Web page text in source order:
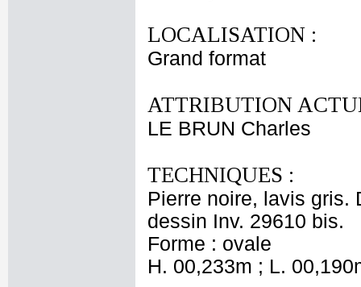
LOCALISATION :
Grand format
ATTRIBUTION
LE BRUN Charles
TECHNIQUES :
Pierre noire, lavis gris.
dessin Inv. 29610 bis.
Forme : ovale
H. 00,233m ; L.